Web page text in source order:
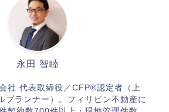
永田 智睦
社 代表取締役／CFP®認定者（上
プランナー）。フィリピン不動産に